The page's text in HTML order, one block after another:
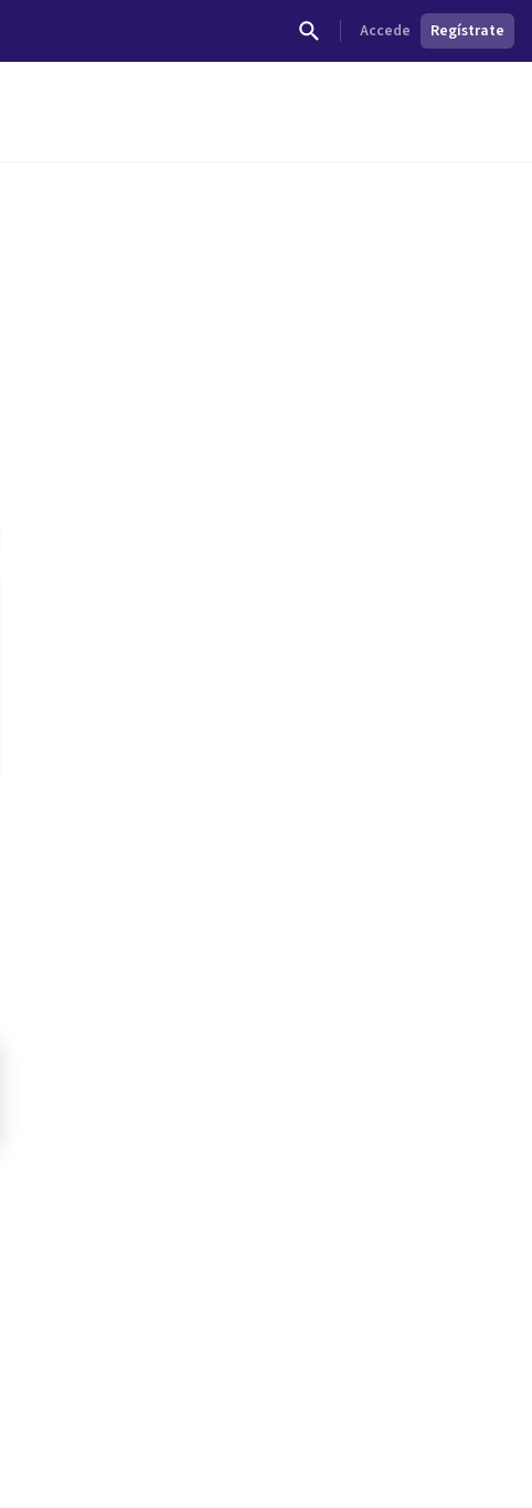
Accede Regístrate